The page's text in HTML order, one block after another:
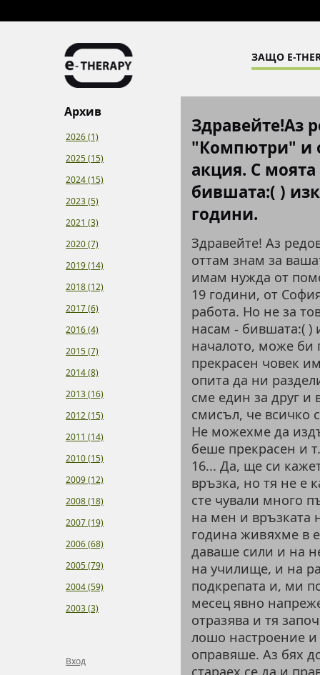
ЗАЩО E-
Архив
2026 (1)
2025 (15)
2024 (15)
2023 (5)
2021 (3)
2020 (7)
2019 (14)
2018 (12)
2017 (6)
2016 (4)
2015 (7)
2014 (8)
2013 (16)
2012 (15)
2011 (14)
2010 (15)
2009 (12)
2008 (18)
2007 (19)
2006 (68)
2005 (79)
2004 (59)
2003 (3)
Вход
Здравейте!Аз
"Компютри" и
акция. С
бившата:( )
години.
Здравейте! Аз
оттам знам за
имам нужда от
19 години, от
работа. Но не за
насам - бившата:( )
началото, може би
прекрасен човек
опита да ни
сме един за друг и
смисъл, че всичко
Не можехме да
беше прекрасен и
16... Да, ще си
връзка, но тя не е
сте чували много
на мен и връзката
година живяхме в
даваше сили и на
на училище, и на
подкрепата и, ми
месец явно
отразява и тя
лошо настроение и
оправяше. Аз бях
стараех се да и